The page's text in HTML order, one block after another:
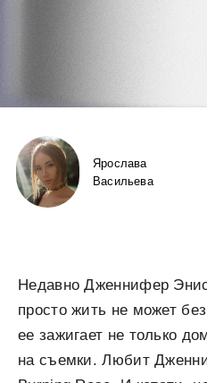
Ярослава
Васильева
Недавно Дженнифер
просто жить не может
ее зажигает не только
на съемки. Любит